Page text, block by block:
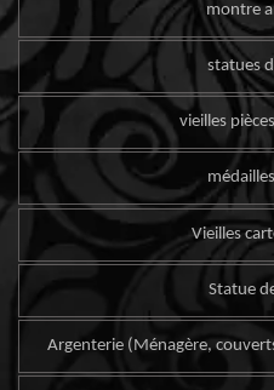
montre
statues
vieilles
Vieilles
Statue
Argenterie (Ménagère,